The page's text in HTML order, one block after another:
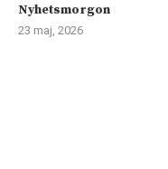
Nyhetsmorgon
23 maj, 2026